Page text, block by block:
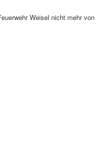
Weisel nicht mehr von